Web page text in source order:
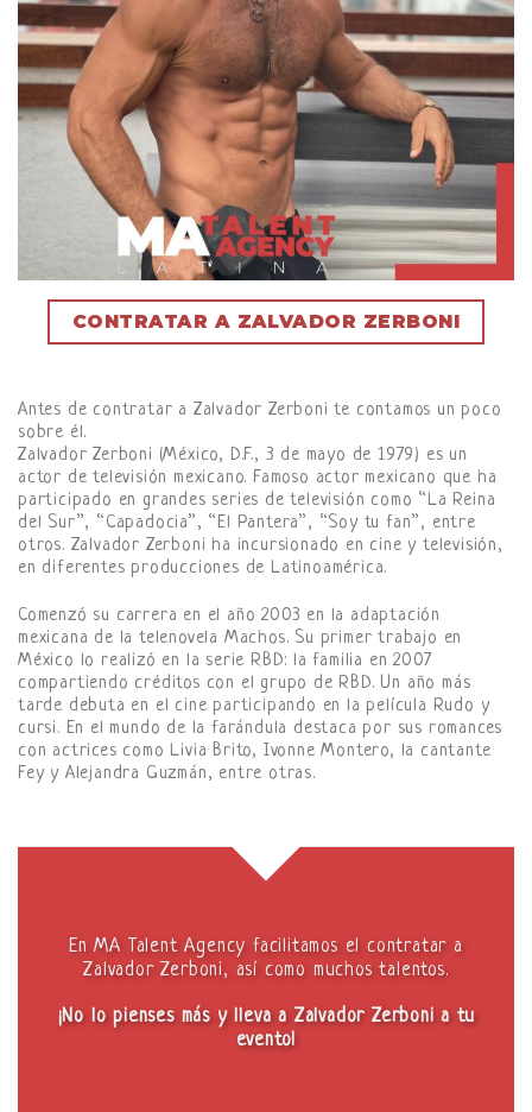
CONTRATAR A ZALVADOR ZERBONI
Antes de contratar a Zalvador Zerboni te contamos un poco
sobre él.
Zalvador Zerboni (México, D.F., 3 de mayo de 1979) es un
actor de televisión mexicano. Famoso actor mexicano que ha
participado en grandes series de televisión como “La Reina
del Sur”, “Capadocia”, “El Pantera”, “Soy tu fan”, entre
otros. Zalvador Zerboni ha incursionado en cine y televisión,
en diferentes producciones de Latinoamérica.
Comenzó su carrera en el año 2003 en la adaptación
mexicana de la telenovela Machos. Su primer trabajo en
México lo realizó en la serie RBD: la familia en 2007
compartiendo créditos con el grupo de RBD. Un año más
tarde debuta en el cine participando en la película Rudo y
cursi. En el mundo de la farándula destaca por sus romances
con actrices como Livia Brito, Ivonne Montero, la cantante
Fey y Alejandra Guzmán, entre otras.
En MA Talent Agency facilitamos el contratar a
Zalvador Zerboni, así como muchos talentos.
¡No lo pienses más y lleva a Zalvador Zerboni a tu
evento!